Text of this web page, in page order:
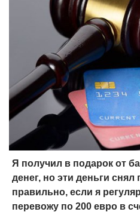
Я получил в подарок от
денег, но эти деньги снял
правильно, если я
перевожу по 200 евро в